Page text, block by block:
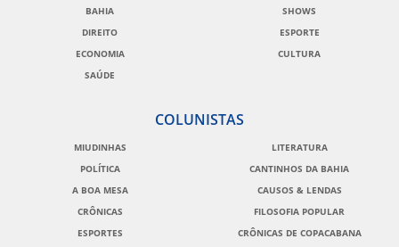
BAHIA
DIREITO
ECONOMIA
SAÚDE
SHOWS
ESPORTE
CULTURA
COLUNISTAS
MIUDINHAS
POLÍTICA
A BOA MESA
CRÔNICAS
ESPORTES
LITERATURA
CANTINHOS DA BAHIA
CAUSOS & LENDAS
FILOSOFIA POPULAR
CRÔNICAS DE COPACABANA